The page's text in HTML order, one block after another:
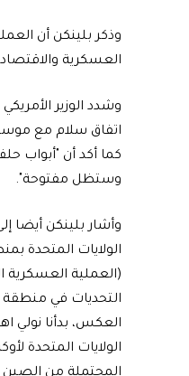
وذكر بلينكن أن
العسكرية
وشدد الوزير
اتفاق سلام مع
كما أكد أن "أبواب
وستظل مفتوحة".
وأشار بلينكن أيضا
الولايات المتحدة
(العملية العسكرية
التحديات في منطقة
العكس، بدأنا نولي
الولايات المتحدة